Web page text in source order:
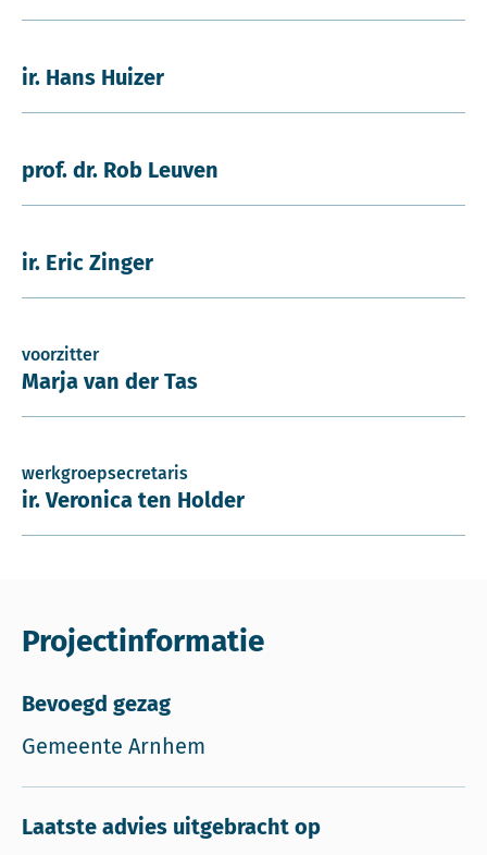
ir. Hans Huizer
prof. dr. Rob Leuven
ir. Eric Zinger
voorzitter
Marja van der Tas
werkgroepsecretaris
ir. Veronica ten Holder
Projectinformatie
Bevoegd gezag
Gemeente Arnhem
Laatste advies uitgebracht op